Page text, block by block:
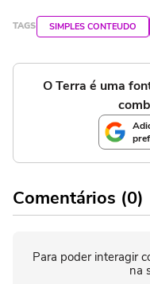
TAGS SIMPLES CONTEUDO
O Terra é uma
Comentários (0)
Para poder interagir
na